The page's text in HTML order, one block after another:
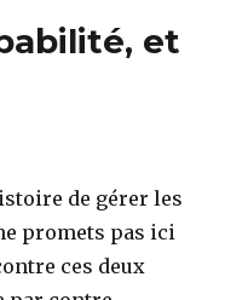
et
de gérer les
promets pas ici
ces deux